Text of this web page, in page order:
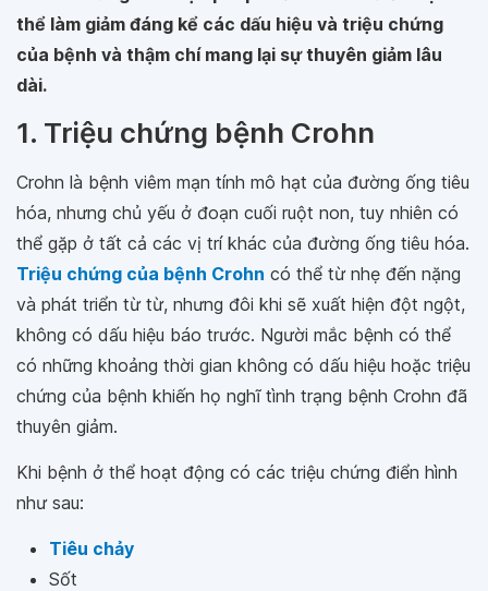
thể làm giảm đáng kể các dấu hiệu và triệu chứng
của bệnh và thậm chí mang lại sự thuyên giảm lâu
dài.
1. Triệu chứng bệnh Crohn
Crohn là bệnh viêm mạn tính mô hạt của đường ống tiêu
hóa, nhưng chủ yếu ở đoạn cuối ruột non, tuy nhiên có
thể gặp ở tất cả các vị trí khác của đường ống tiêu hóa.
Triệu chứng của bệnh Crohn có thể từ nhẹ đến nặng
và phát triển từ từ, nhưng đôi khi sẽ xuất hiện đột ngột,
không có dấu hiệu báo trước. Người mắc bệnh có thể
có những khoảng thời gian không có dấu hiệu hoặc triệu
chứng của bệnh khiến họ nghĩ tình trạng bệnh Crohn đã
thuyên giảm.
Khi bệnh ở thể hoạt động có các triệu chứng điển hình
như sau:
Tiêu chảy
Sốt